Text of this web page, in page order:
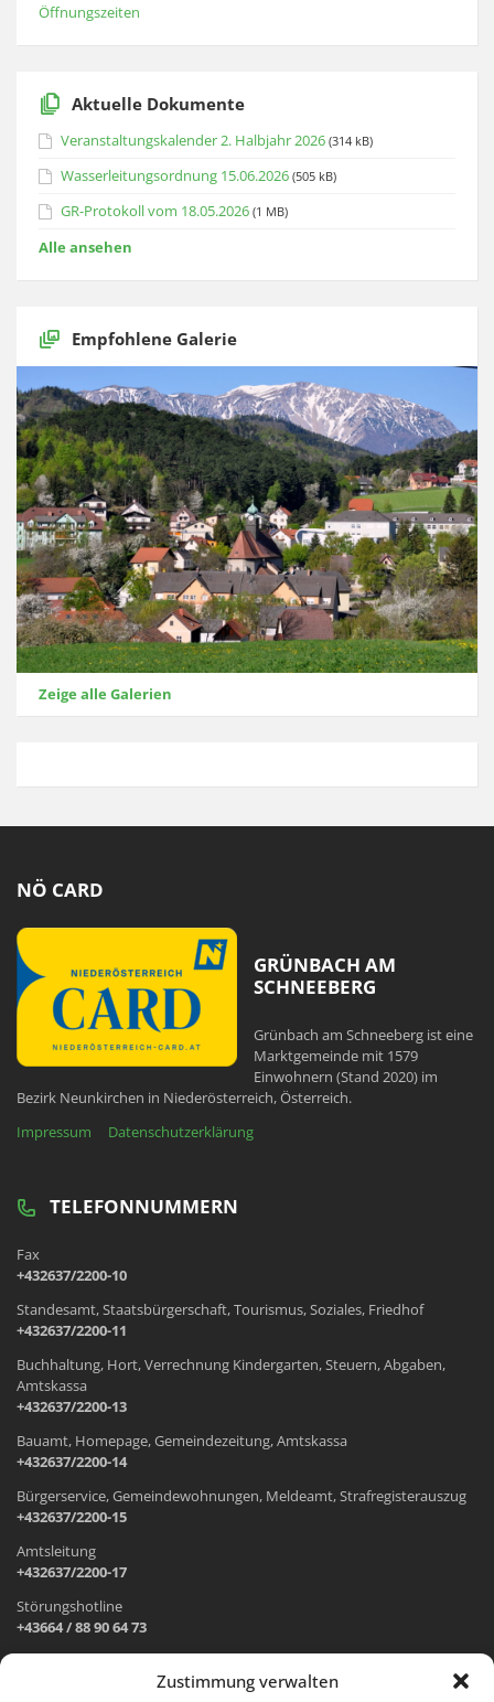
Zustimmung verwalten
Öffnungszeiten
Aktuelle Dokumente
Veranstaltungskalender 2. Halbjahr 2026 (314 kB)
Wasserleitungsordnung 15.06.2026 (505 kB)
GR-Protokoll vom 18.05.2026 (1 MB)
Alle ansehen
Empfohlene Galerie
Zeige alle Galerien
NÖ CARD
GRÜNBACH AM
SCHNEEBERG
Grünbach am Schneeberg ist eine
Marktgemeinde mit 1579
Einwohnern (Stand 2020) im
Bezirk Neunkirchen in Niederösterreich, Österreich.
Impressum
Datenschutzerklärung
TELEFONNUMMERN
Fax
+432637/2200-10
Standesamt, Staatsbürgerschaft, Tourismus, Soziales, Friedhof
+432637/2200-11
Buchhaltung, Hort, Verrechnung Kindergarten, Steuern, Abgaben,
Amtskassa
+432637/2200-13
Bauamt, Homepage, Gemeindezeitung, Amtskassa
+432637/2200-14
Bürgerservice, Gemeindewohnungen, Meldeamt, Strafregisterauszug
+432637/2200-15
Amtsleitung
+432637/2200-17
Störungshotline
+43664 / 88 90 64 73